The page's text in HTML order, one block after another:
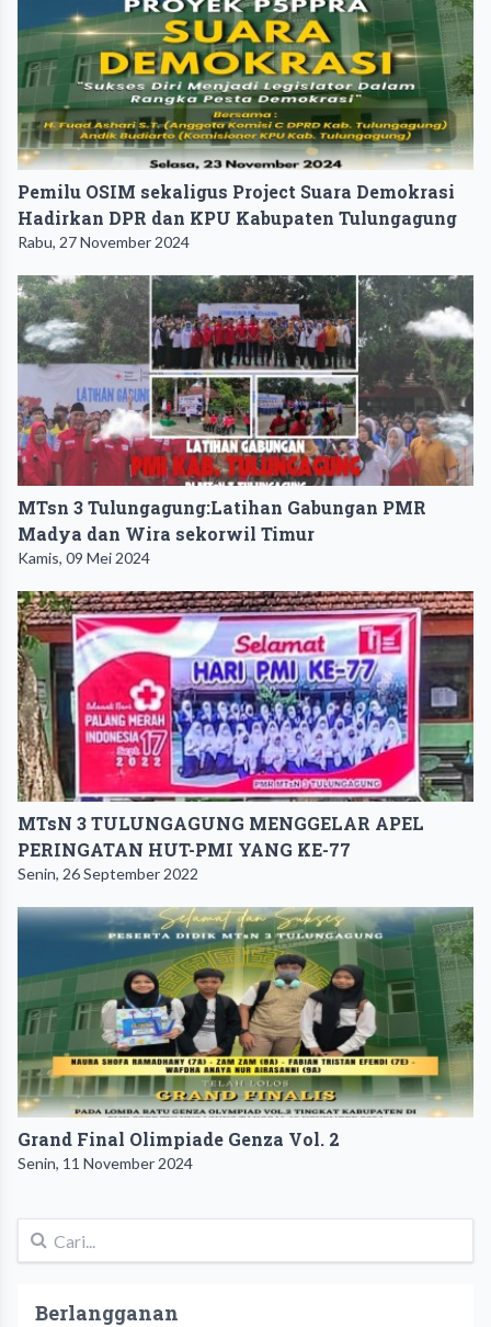
Pemilu OSIM sekaligus Project Suara Demokrasi
Hadirkan DPR dan KPU Kabupaten Tulungagung
Rabu, 27 November 2024
MTsn 3 Tulungagung:Latihan Gabungan PMR
Madya dan Wira sekorwil Timur
Kamis, 09 Mei 2024
MTsN 3 TULUNGAGUNG MENGGELAR APEL
PERINGATAN HUT-PMI YANG KE-77
Senin, 26 September 2022
Grand Final Olimpiade Genza Vol. 2
Senin, 11 November 2024
Berlangganan